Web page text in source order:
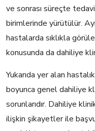
ve sonrası süreçte
birimlerinde yürütülür.
hastalarda sıklıkla
konusunda da dahiliye
Yukarıda yer alan
boyunca genel dahiliye
sorunlarıdır. Dahiliye
ilişkin şikayetler ile